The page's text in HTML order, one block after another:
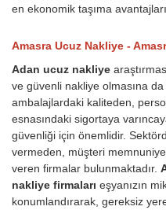
en ekonomik taşıma
Amasra Ucuz Nakliye -
Adan ucuz nakliye
ve güvenli nakliye olmasına
ambalajlardaki kaliteden,
esnasındaki sigortaya
güvenliği için önemlidir.
vermeden, müşteri
veren firmalar bulunmaktadır.
nakliye firmaları eşyanızın
konumlandırarak, gereksiz